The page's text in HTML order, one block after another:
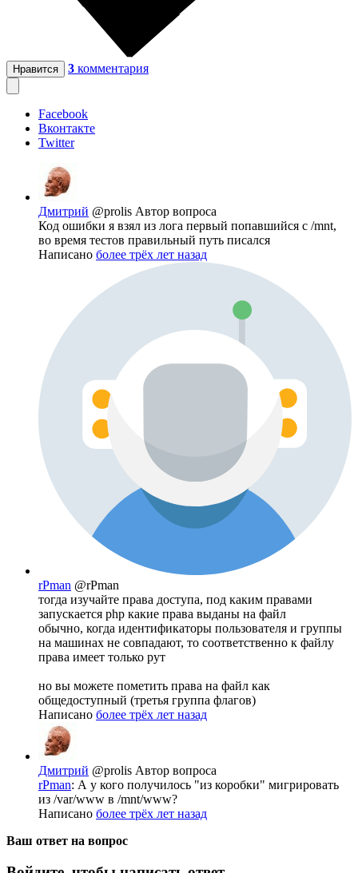
Нравится 3 комментария
Facebook
Вконтакте
Twitter
Дмитрий @prolis Автор вопроса
Код ошибки я взял из лога первый попавшийся с /mnt,
во время тестов правильный путь писался
Написано более трёх лет назад
rPman @rPman
тогда изучайте права доступа, под каким правами
запускается php какие права выданы на файл
обычно, когда идентификаторы пользователя и группы
на машинах не совпадают, то соответственно к файлу
права имеет только рут
но вы можете пометить права на файл как
общедоступный (третья группа флагов)
Написано более трёх лет назад
Дмитрий @prolis Автор вопроса
rPman: А у кого получилось "из коробки" мигрировать
из /var/www в /mnt/www?
Написано более трёх лет назад
Ваш ответ на вопрос